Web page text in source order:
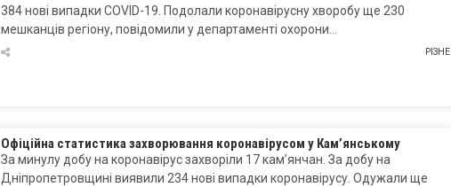
384 нові випадки COVID-19. Подолали коронавірусну хворобу ще 230
мешканців регіону, повідомили у департаменті охорони…
РІЗНЕ
Офіційна статистика захворювання коронавірусом у Кам’янському
За минулу добу на коронавірус захворіли 17 кам’янчан. За добу на
Дніпропетровщині виявили 234 нові випадки коронавірусу. Одужали ще